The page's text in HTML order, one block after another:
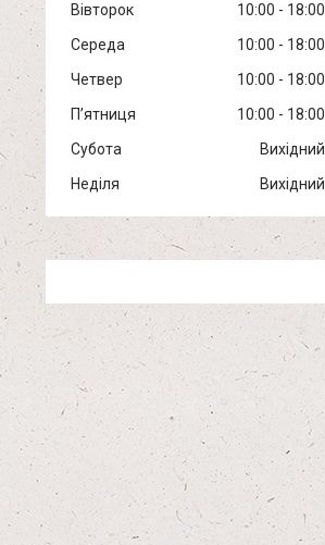
Вівторок
10:00
18:00
Середа
10:00
18:00
Четвер
10:00
18:00
Пʼятниця
10:00
18:00
Субота
Вихідний
Неділя
Вихідний